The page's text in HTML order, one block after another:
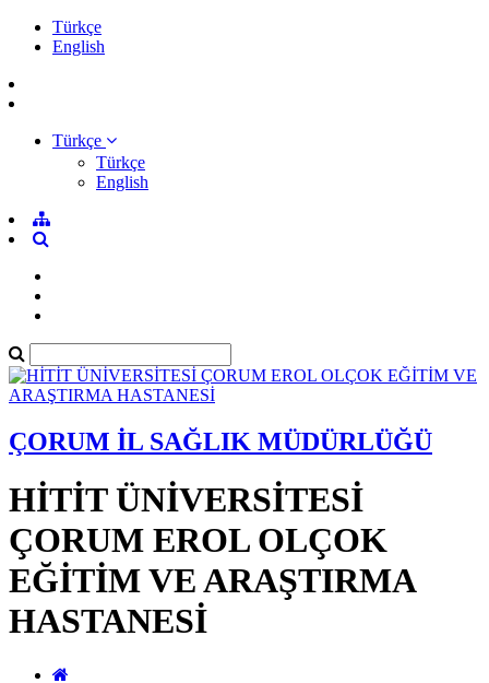
Türkçe
English
Türkçe
Türkçe
English
ÇORUM İL SAĞLIK MÜDÜRLÜĞÜ
HİTİT ÜNİVERSİTESİ
ÇORUM EROL OLÇOK
EĞİTİM VE ARAŞTIRMA
HASTANESİ